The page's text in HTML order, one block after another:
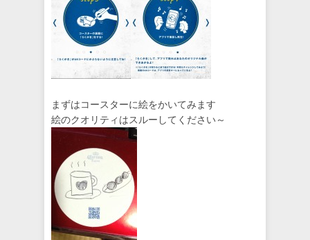
まずはコースターに絵をかいてみます
絵のクオリティはスルーしてください～